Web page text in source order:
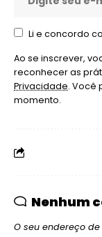
Li e concordo
Ao se inscrever,
reconhecer as
Privacidade. Você
momento.
Nenhum
O seu endereço